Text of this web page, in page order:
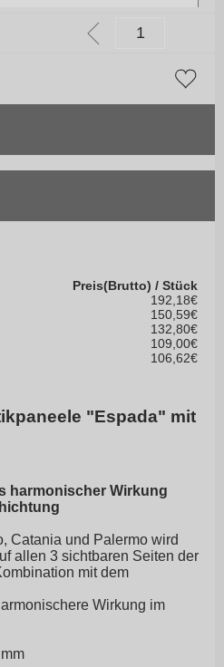
Preis(Brutto) / Stück
192,18€
150,59€
132,80€
109,00€
106,62€
"Espada" mit
harmonischer Wirkung
Catania und Palermo wird
allen 3 sichtbaren Seiten der
mit dem
Wirkung im